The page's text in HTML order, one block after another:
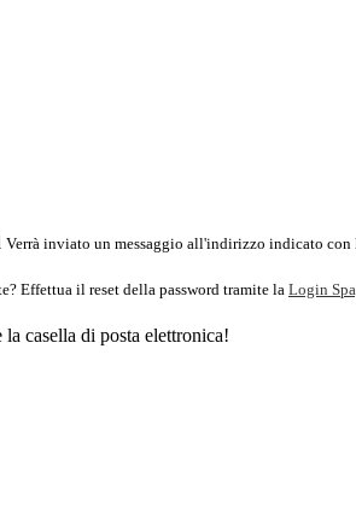
Verrà inviato un messaggio all'indirizzo indicato con
Effettua il reset della password tramite la Login
casella di posta elettronica!